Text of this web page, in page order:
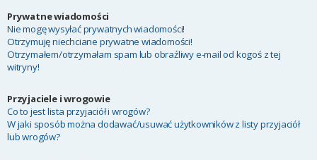
Prywatne wiadomości
Nie mogę wysyłać prywatnych wiadomości!
Otrzymuję niechciane prywatne wiadomości!
Otrzymałem/otrzymałam spam lub obraźliwy e-mail od kogoś z tej
witryny!
Przyjaciele i wrogowie
Co to jest lista przyjaciół i wrogów?
W jaki sposób można dodawać/usuwać użytkowników z listy przyjaciół
lub wrogów?